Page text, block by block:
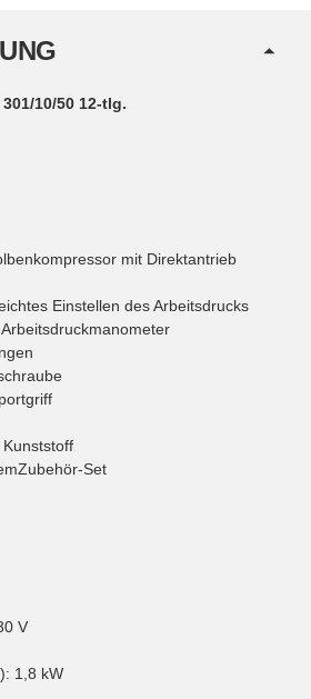
10/50 12-tlg.
mit Direktantrieb
Einstellen des Arbeitsdrucks
Set
V
1,8 kW